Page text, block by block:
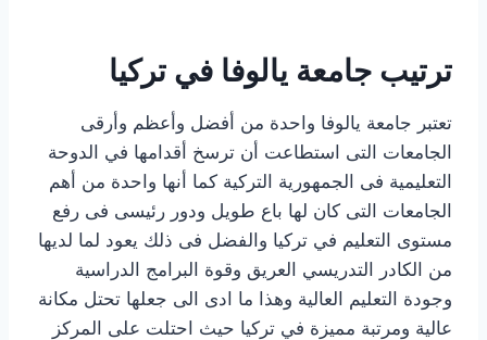
ترتيب جامعة يالوفا في تركيا
تعتبر جامعة يالوفا واحدة من أفضل وأعظم وأرقى
الجامعات التى استطاعت أن ترسخ أقدامها في الدوحة
التعليمية فى الجمهورية التركية كما أنها واحدة من أهم
الجامعات التى كان لها باع طويل ودور رئيسى فى رفع
مستوى التعليم في تركيا والفضل فى ذلك يعود لما لديها
من الكادر التدريسي العريق وقوة البرامج الدراسية
وجودة التعليم العالية وهذا ما ادى الى جعلها تحتل مكانة
عالية ومرتبة مميزة في تركيا حيث احتلت على المركز